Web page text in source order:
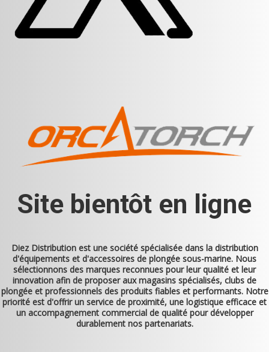
Site bientôt en ligne
Diez Distributionest une société spécialisée dans la distribution
d'équipements et d'accessoires de plongée sous-marine. Nous
sélectionnons des marques reconnues pour leur qualité et leur
innovation afin de proposer aux magasins spécialisés, clubs de
plongée et professionnels des produits fiables et performants. Notre
priorité est d'offrir un service de proximité, une logistique efficace et
un accompagnement commercial de qualité pour développer
durablement nos partenariats.